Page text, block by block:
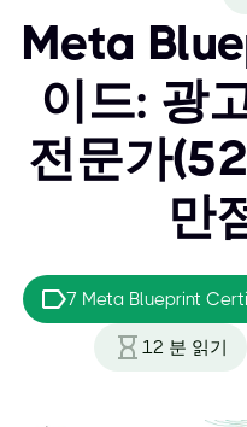
Meta
이드: 광
전문가
만
7 Meta Blueprint
12 분 읽기